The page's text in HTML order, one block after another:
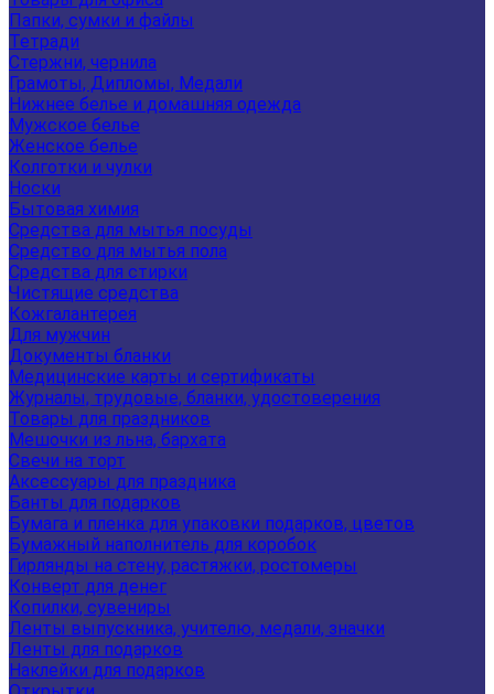
Папки, сумки и файлы
Тетради
Стержни, чернила
Грамоты, Дипломы, Медали
Нижнее белье и домашняя одежда
Мужское белье
Женское белье
Колготки и чулки
Носки
Бытовая химия
Средства для мытья посуды
Средство для мытья пола
Средства для стирки
Чистящие средства
Кожгалантерея
Для мужчин
Документы бланки
Медицинские карты и сертификаты
Журналы, трудовые, бланки, удостоверения
Товары для праздников
Мешочки из льна, бархата
Свечи на торт
Аксессуары для праздника
Банты для подарков
Бумага и пленка для упаковки подарков, цветов
Бумажный наполнитель для коробок
Гирлянды на стену, растяжки, ростомеры
Конверт для денег
Копилки, сувениры
Ленты выпускника, учителю, медали, значки
Ленты для подарков
Наклейки для подарков